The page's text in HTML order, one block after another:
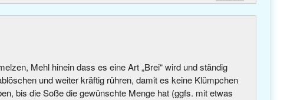
Mehl hinein dass es eine Art „Brei“ wird und ständig
und weiter kräftig rühren, damit es keine Klümpchen
bis die Soße die gewünschte Menge hat (ggfs. mit etwas